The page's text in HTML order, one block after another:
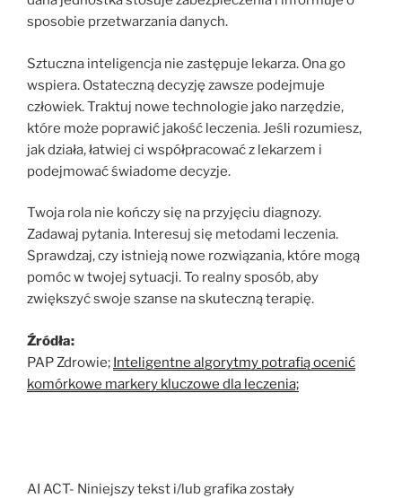
sposobie przetwarzania danych.
Sztuczna inteligencja nie zastępuje lekarza. Ona go
wspiera. Ostateczną decyzję zawsze podejmuje
człowiek. Traktuj nowe technologie jako narzędzie,
które może poprawić jakość leczenia. Jeśli rozumiesz,
jak działa, łatwiej ci współpracować z lekarzem i
podejmować świadome decyzje.
Twoja rola nie kończy się na przyjęciu diagnozy.
Zadawaj pytania. Interesuj się metodami leczenia.
Sprawdzaj, czy istnieją nowe rozwiązania, które mogą
pomóc w twojej sytuacji. To realny sposób, aby
zwiększyć swoje szanse na skuteczną terapię.
Źródła:
PAP Zdrowie; Inteligentne algorytmy potrafią ocenić
komórkowe markery kluczowe dla leczenia;
AI ACT- Niniejszy tekst i/lub grafika zostały